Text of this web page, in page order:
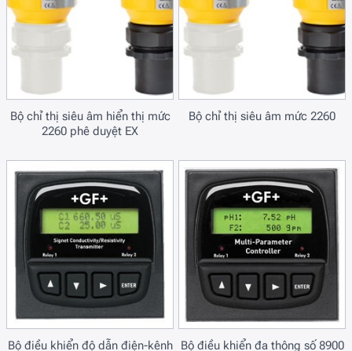
Bộ chỉ thị siêu âm hiển thị mức
2260 phê duyệt EX
Bộ chỉ thị siêu âm mức 2260
Bộ điều khiển độ dẫn điện-kênh
Bộ điều khiển đa thông số 8900